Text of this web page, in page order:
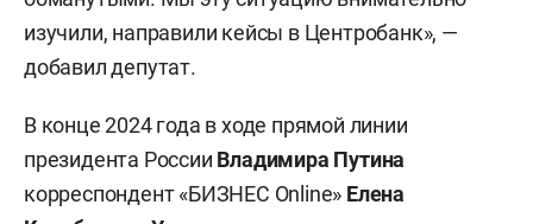
изучили, направили кейсы в Центробанк», —
добавил депутат.
В конце 2024 года в ходе прямой линии
президента России Владимира Путина
корреспондент «БИЗНЕС Online» Елена